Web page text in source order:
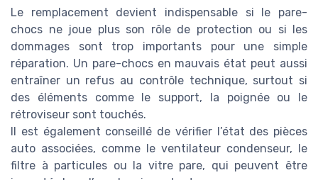
Le remplacement devient indispensable si le pare-
chocs ne joue plus son rôle de protection ou si les
dommages sont trop importants pour une simple
réparation. Un pare-chocs en mauvais état peut aussi
entraîner un refus au contrôle technique, surtout si
des éléments comme le support, la poignée ou le
rétroviseur sont touchés.
Il est également conseillé de vérifier l’état des pièces
auto associées, comme le ventilateur condenseur, le
filtre à particules ou la vitre pare, qui peuvent être